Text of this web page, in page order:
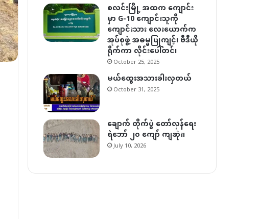
စလင်းမြို့ အထက ကျောင်း
မှာ G-10 ကျောင်းသူကို
ကျောင်းသား လေးယောက်က
အုပ်စုဖွဲ့ အဓမ္မပြုကျင့်၊ ဗီဒီယို
ရိုက်ကာ လိုင်းပေါ်တင်၊
October 25, 2025
မယ်ထွေးအသားခါးလှတယ်
October 31, 2025
ချောက် တိုက်ပွဲ တော်လှန်ရေး
ရဲဘော် ၂၀ ကျော် ကျဆုံး၊
July 10, 2026